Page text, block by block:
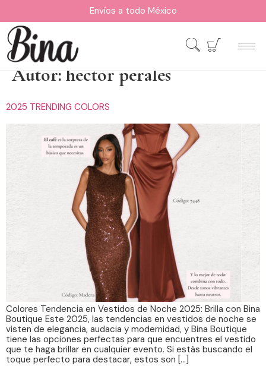
Envíos a todo México
Autor: hector perales
2025 TRENDING COLORS
Colores Tendencia en Vestidos de Noche 2025: Brilla con Bina
Boutique Este 2025, las tendencias en vestidos de noche se
visten de elegancia, audacia y modernidad, y Bina Boutique
tiene las opciones perfectas para que encuentres el vestido
que te haga brillar en cualquier evento. Si estás buscando el
toque perfecto para destacar, estos son […]